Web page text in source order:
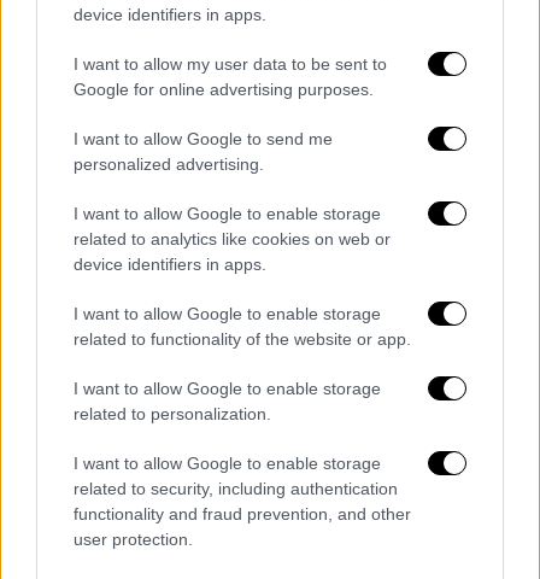
device identifiers in apps.
I want to allow my user data to be sent to
Google for online advertising purposes.
I want to allow Google to send me
personalized advertising.
I want to allow Google to enable storage
related to analytics like cookies on web or
device identifiers in apps.
I want to allow Google to enable storage
related to functionality of the website or app.
I want to allow Google to enable storage
related to personalization.
I want to allow Google to enable storage
related to security, including authentication
functionality and fraud prevention, and other
user protection.
Σύμφωνα με τον Guardian που δημοσίευσε
την επιστολή των φοιτητών, αρκετοί
Αμερικανοί επιχειρηματίες επικοινώνησαν
δημοσιότητα τα ονόματα των φοιτητώνπου
ανήκουν στους συλλόγους που υπογράφουν
την επιστολή, ώστε να ξέρουν οι
μελλοντικοί εργοδότες τους τις απόψεις
τους πάνω στο συγκεκριμένο ζήτημα.
Ένας από αυτούς τους επιχειρηματίες είναι
ο Μπιλ Άκμαν, CEO της Pershing Square, ο
οποίος έγραψε σε ανάρτησή του στην
πλατφόρμα X ότι όσοι υποστηρίζουν τις
πρέπει να το κάνουν
ανοιχτά και να μην κρύβονται πίσω από έναν
μεγάλο οργανισμό.
Αντίστοιχα, ο Τζόναθαν Νίμαν, CEO της